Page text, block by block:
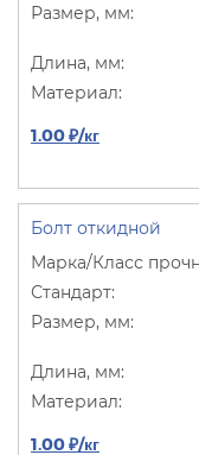
1.00 ₽/кг
Болт откидной
1.00 ₽/кг